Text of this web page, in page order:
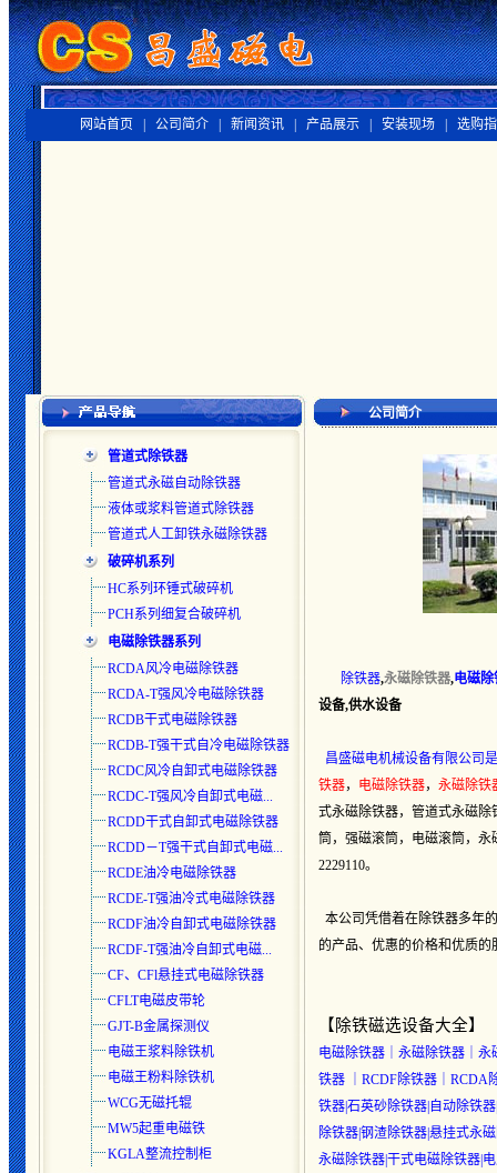
网站首页 | 公司简介 | 新闻资讯 | 产品展示 | 安装现场 | 选购
管道式除铁器
管道式永磁自动除铁器
液体或浆料管道式除铁器
管道式人工卸铁永磁除铁器
破碎机系列
HC系列环锤式破碎机
PCH系列细复合破碎机
电磁除铁器系列
RCDA风冷电磁除铁器
RCDA-T强风冷电磁除铁器
RCDB干式电磁除铁器
RCDB-T强干式自冷电磁除铁器
RCDC风冷自卸式电磁除铁器
RCDC-T强风冷自卸式电磁...
RCDD干式自卸式电磁除铁器
RCDD－T强干式自卸式电磁...
RCDE油冷电磁除铁器
RCDE-T强油冷式电磁除铁器
RCDF油冷自卸式电磁除铁器
RCDF-T强油冷自卸式电磁...
CF、CFl悬挂式电磁除铁器
CFLT电磁皮带轮
GJT-B金属探测仪
电磁王浆料除铁机
电磁王粉料除铁机
WCG无磁托辊
MW5起重电磁铁
KGLA整流控制柜
公司简介
除铁器,永磁除铁器,电磁除
设备,供水设备
昌盛磁电机械设备有限公司
铁器， 电磁除铁器， 永磁除铁
式永磁除铁器，管道式永磁
筒，强磁滚筒，电磁滚筒，
2229110。
本公司凭借着在除铁器多年
的产品、优惠的价格和优质
【除铁磁选设备大全】
电磁除铁器｜永磁除铁器｜
铁器 ｜RCDF除铁器｜RCDA
铁器|石英砂除铁器|自动除铁
除铁器|钢渣除铁器|悬挂式永
永磁除铁器|干式电磁除铁器|